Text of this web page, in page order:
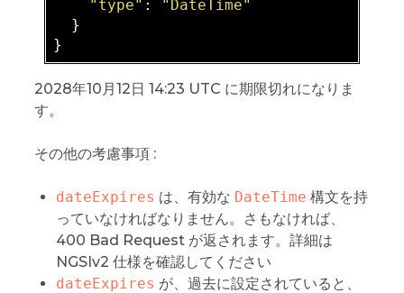
"type" :
"DateTime"
  }
2028年10月12日 14:23 UTC に期限切れになりま
す。
その他の考慮事項 :
dateExpires は、有効な DateTime 構文を持
っていなければなりません。さもなければ、
400 Bad Request が返されます。詳細は
NGSIv2 仕様を確認してください
dateExpires が、過去に設定されていると、